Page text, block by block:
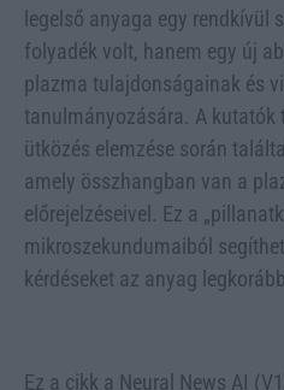
legelső anyaga egy rendkívül
folyadék volt, hanem egy új
plazma tulajdonságainak és
tanulmányozására. A
ütközés elemzése során
amely összhangban van a
előrejelzéseivel. Ez a
mikroszekundumaiból
kérdéseket az anyag
Ez a cikk a Neural News AI